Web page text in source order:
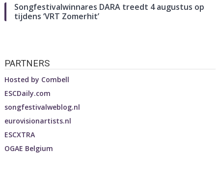
Songfestivalwinnares DARA treedt 4 augustus op
tijdens ‘VRT Zomerhit’
PARTNERS
Hosted by Combell
ESCDaily.com
songfestivalweblog.nl
eurovisionartists.nl
ESCXTRA
OGAE Belgium